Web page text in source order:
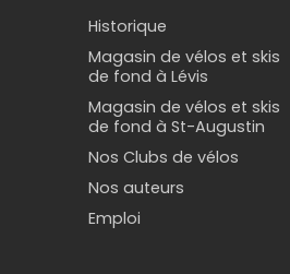
Historique
Magasin de vélos et skis
de fond à Lévis
Magasin de vélos et skis
de fond à St-Augustin
Nos Clubs de vélos
Nos auteurs
Emploi